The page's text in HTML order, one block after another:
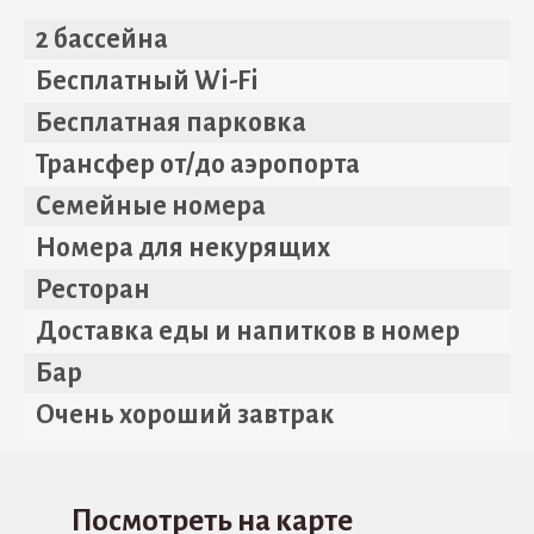
2 бассейна
Бесплатный Wi-Fi
Бесплатная парковка
Трансфер от/до аэропорта
Семейные номера
Номера для некурящих
Ресторан
Доставка еды и напитков в номер
Бар
Очень хороший завтрак
Посмотреть на карте